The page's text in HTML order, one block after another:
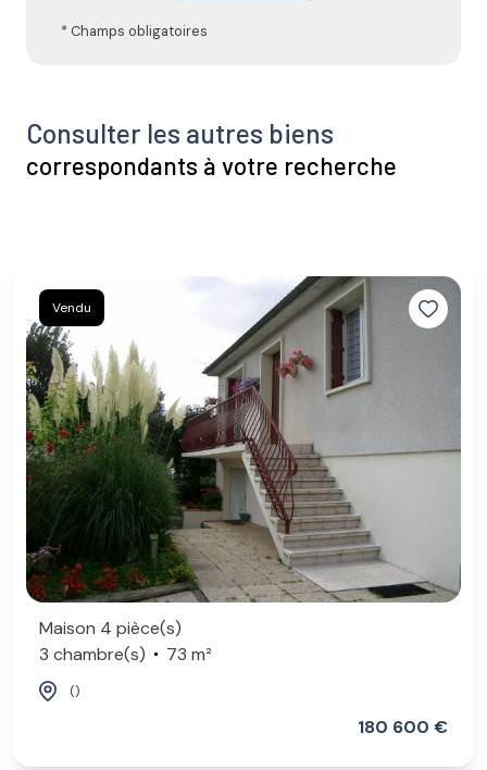
* Champs obligatoires
Consulter les autres biens
correspondants à votre recherche
Vendu
Maison 4 pièce(s)
3 chambre(s)
73 m²
()
180 600 €